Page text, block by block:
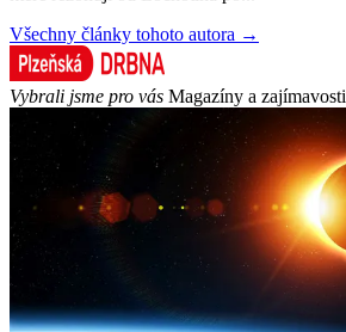
Všechny články tohoto autora →
Vybrali jsme pro vás Magazíny a zajímavosti